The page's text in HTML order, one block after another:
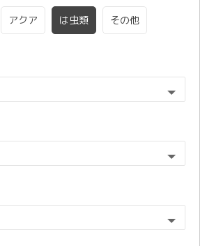
アクア は虫類 その他